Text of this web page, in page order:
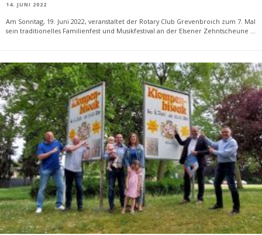
14. JUNI 2022
Am Sonntag, 19. Juni 2022, veranstaltet der Rotary Club Grevenbroich zum 7. Mal
sein traditionelles Familienfest und Musikfestival an der Elsener Zehntscheune ...